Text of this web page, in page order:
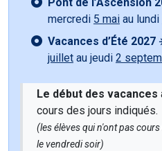
Pont de l’Ascension
mercredi 5 mai au lundi
Vacances d’Été 2027
juillet au jeudi 2
Le début des vacances
cours des jours indiqués.
(les élèves qui n'ont pas
le vendredi soir)